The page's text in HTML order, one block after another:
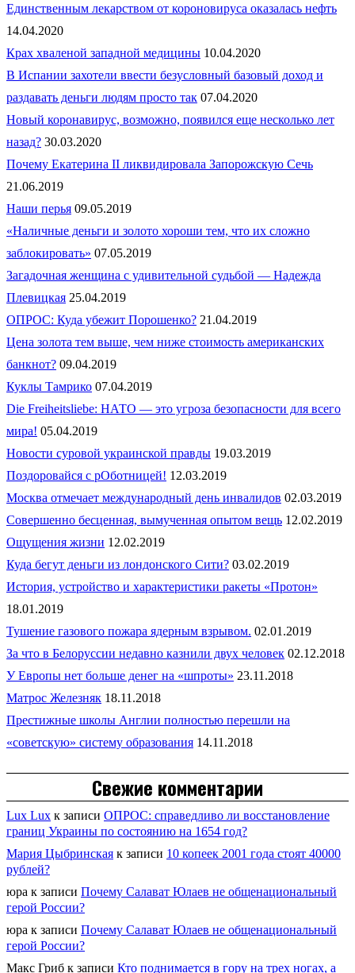
Единственным лекарством от короновируса оказалась нефть
14.04.2020
Крах хваленой западной медицины 10.04.2020
В Испании захотели ввести безусловный базовый доход и
раздавать деньги людям просто так 07.04.2020
Новый коронавирус, возможно, появился еще несколько лет
назад? 30.03.2020
Почему Екатерина II ликвидировала Запорожскую Сечь
21.06.2019
Наши перья 09.05.2019
«Наличные деньги и золото хороши тем, что их сложно
заблокировать» 07.05.2019
Загадочная женщина с удивительной судьбой — Надежда
Плевицкая 25.04.2019
ОПРОС: Куда убежит Порошенко? 21.04.2019
Цена золота тем выше, чем ниже стоимость американских
банкнот? 09.04.2019
Куклы Тамрико 07.04.2019
Die Freiheitsliebe: НАТО — это угроза безопасности для всего
мира! 05.04.2019
Новости суровой украинской правды 19.03.2019
Поздоровайся с рОботницей! 12.03.2019
Москва отмечает международный день инвалидов 02.03.2019
Совершенно бесценная, вымученная опытом вещь 12.02.2019
Ощущения жизни 12.02.2019
Куда бегут деньги из лондонского Сити? 03.02.2019
История, устройство и характеристики ракеты «Протон»
18.01.2019
Тушение газового пожара ядерным взрывом. 02.01.2019
За что в Белоруссии недавно казнили двух человек 02.12.2018
У Европы нет больше денег на «шпроты» 23.11.2018
Матрос Железняк 18.11.2018
Престижные школы Англии полностью перешли на
«советскую» систему образования 14.11.2018
Свежие комментарии
Lux Lux к записи ОПРОС: справедливо ли восстановление
границ Украины по состоянию на 1654 год?
Мария Цыбринская к записи 10 копеек 2001 года стоят 40000
рублей?
юра к записи Почему Салават Юлаев не общенациональный
герой России?
юра к записи Почему Салават Юлаев не общенациональный
герой России?
Макс Гриб к записи Кто поднимается в гору на трех ногах, а